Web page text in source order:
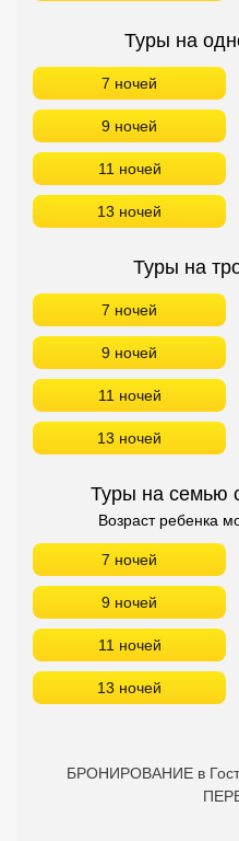
Туры на
7 ночей
9 ночей
11 ночей
13 ночей
Туры на
7 ночей
9 ночей
11 ночей
13 ночей
Туры на семью
Возраст ребенка
7 ночей
9 ночей
11 ночей
13 ночей
БРОНИРОВАНИЕ в